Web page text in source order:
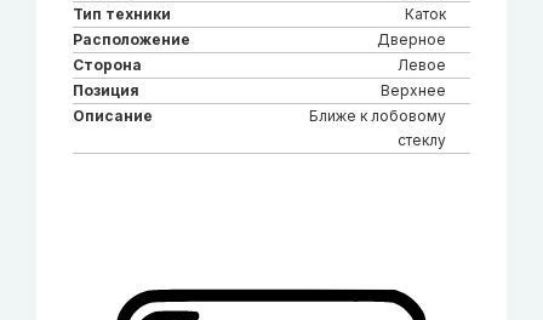
Тип техники
Каток
Расположение
Дверное
Сторона
Левое
Позиция
Верхнее
Описание
Ближе к лобовому
стеклу